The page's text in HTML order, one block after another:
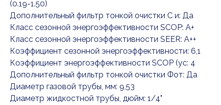
(0.19-1.50)
Дополнительный фильтр тонкой очистки С и: Да
Класс сезонной энергоэффективности SCOP: А+
Класс сезонной энергоэффективности SEER: А++
Коэффициент сезонной энергоэффективности: 6,1
Коэффициент энергоэффективности SCOP (ус: 4
Дополнительный фильтр тонкой очистки Фот: Да
Диаметр газовой трубы, мм: 9,53
Диаметр жидкостной трубы, дюйм: 1/4"